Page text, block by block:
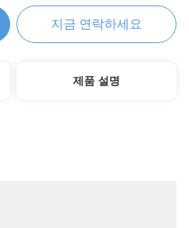
지금 연락하세요
제품 설명